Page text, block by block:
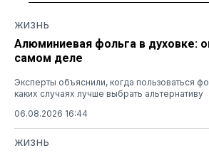
ЖИЗНЬ
Алюминиевая фольга в духовке:
самом деле
Эксперты объяснили, когда пользоваться
каких случаях лучше выбрать альтернативу
06.08.2026 16:44
ЖИЗНЬ